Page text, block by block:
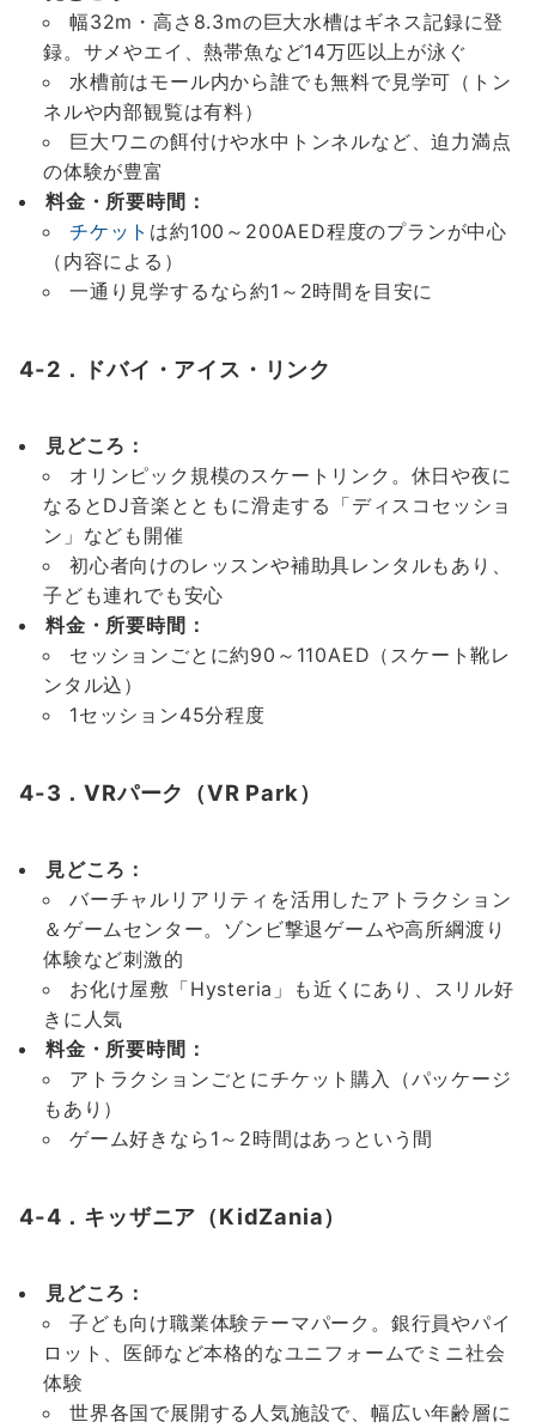
幅32m・高さ8.3mの巨大水槽はギネス記録に登
録。サメやエイ、熱帯魚など14万匹以上が泳ぐ
水槽前はモール内から誰でも無料で見学可（トン
ネルや内部観覧は有料）
巨大ワニの餌付けや水中トンネルなど、迫力満点
の体験が豊富
料金・所要時間：
チケット は約100～200AED程度のプランが中心
（内容による）
一通り見学するなら約1～2時間を目安に
4-2．ドバイ・アイス・リンク
見どころ：
オリンピック規模のスケートリンク。休日や夜に
なるとDJ音楽とともに滑走する「ディスコセッショ
ン」なども開催
初心者向けのレッスンや補助具レンタルもあり、
子ども連れでも安心
料金・所要時間：
セッションごとに約90～110AED（スケート靴レ
ンタル込）
1セッション45分程度
4-3．VRパーク（VR Park）
見どころ：
バーチャルリアリティを活用したアトラクション
＆ゲームセンター。ゾンビ撃退ゲームや高所綱渡り
体験など刺激的
お化け屋敷「Hysteria」も近くにあり、スリル好
きに人気
料金・所要時間：
アトラクションごとにチケット購入（パッケージ
もあり）
ゲーム好きなら1～2時間はあっという間
4-4．キッザニア（KidZania）
見どころ：
子ども向け職業体験テーマパーク。銀行員やパイ
ロット、医師など本格的なユニフォームでミニ社会
体験
世界各国で展開する人気施設で、幅広い年齢層に